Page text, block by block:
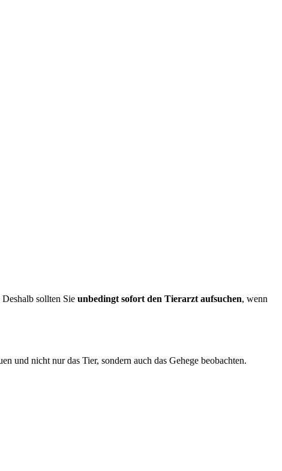
sollten Sie unbedingt sofort den Tierarzt aufsuchen, wenn
und nicht nur das Tier, sondern auch das Gehege beobachten.